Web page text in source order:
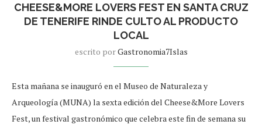
CHEESE&MORE LOVERS FEST EN SANTA CRUZ
DE TENERIFE RINDE CULTO AL PRODUCTO
LOCAL
escrito porGastronomia7Islas
Esta mañana se inauguró en el Museo de Naturaleza y
Arqueología (MUNA) la sexta edición del Cheese&More Lovers
Fest, un festival gastronómico que celebra este fin de semana su